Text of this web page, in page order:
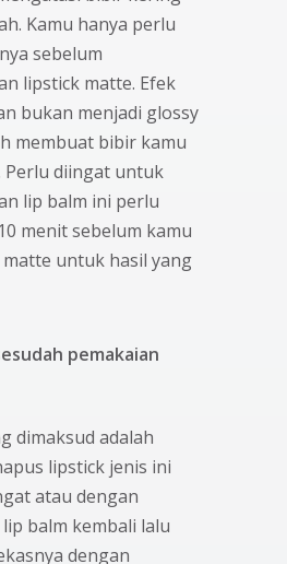
Kamu hanya perlu
sebelum
lipstick matte. Efek
bukan menjadi glossy
membuat bibir kamu
Perlu diingat untuk
lip balm ini perlu
menit sebelum kamu
untuk hasil yang
pemakaian
dimaksud adalah
lipstick jenis ini
atau dengan
balm kembali lalu
dengan